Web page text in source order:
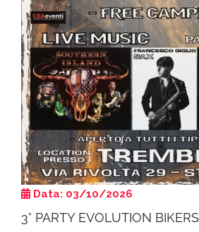
Data: 03/10/2026
3° PARTY EVOLUTION